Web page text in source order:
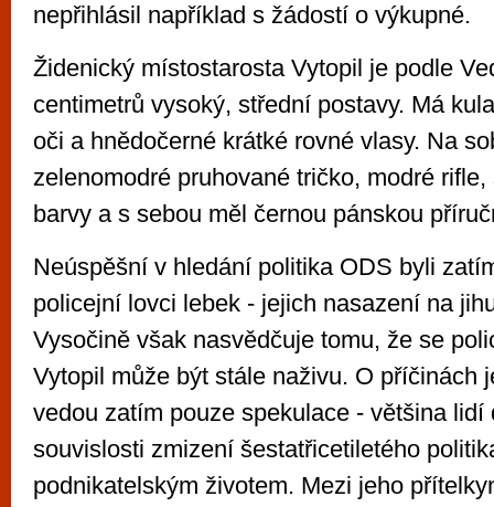
nepřihlásil například s žádostí o výkupné.
Židenický místostarosta Vytopil je podle
centimetrů vysoký, střední postavy. Má
oči a hnědočerné krátké rovné vlasy. Na
zelenomodré pruhované tričko, modré
barvy a s sebou měl černou pánskou
Neúspěšní v hledání politika ODS byli
policejní lovci lebek - jejich nasazení na
Vysočině však nasvědčuje tomu, že se
Vytopil může být stále naživu. O příčinách
vedou zatím pouze spekulace - většina lidí
souvislosti zmizení šestatřicetiletého
podnikatelským životem. Mezi jeho